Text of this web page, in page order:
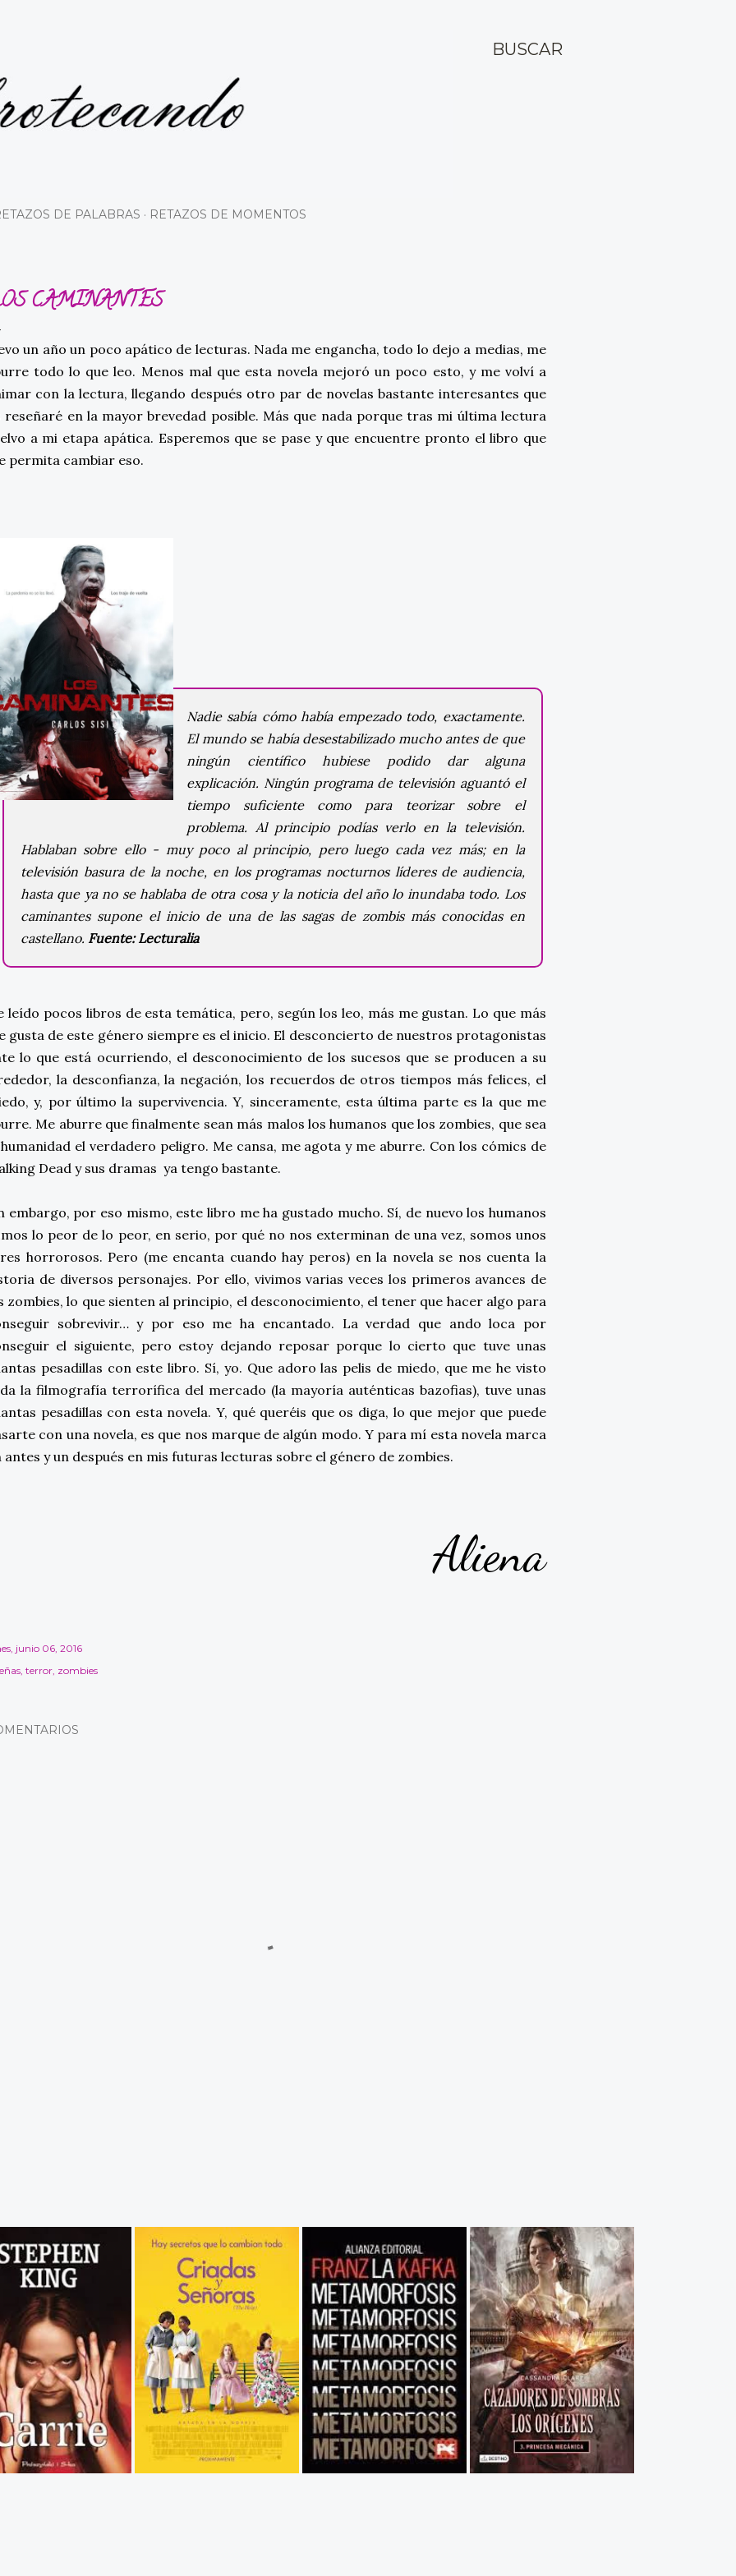
BUSCAR
DE PALABRAS RETAZOS DE MOMENTOS
CAMINANTES
un año un poco apático de lecturas. Nada me engancha, todo lo dejo a medias, me
todo lo que leo. Menos mal que esta novela mejoró un poco esto, y me volví a
con la lectura, llegando después otro par de novelas bastante interesantes que
reseñaré en la mayor brevedad posible. Más que nada porque tras mi última lectura
a mi etapa apática. Esperemos que se pase y que encuentre pronto el libro que
permita cambiar eso.
Nadie sabía cómo había empezado todo, exactamente.
El mundo se había desestabilizado mucho antes de que
ningún científico hubiese podido dar alguna
explicación. Ningún programa de televisión aguantó el
tiempo suficiente como para teorizar sobre el
problema. Al principio podías verlo en la televisión.
Hablaban sobre ello - muy poco al principio, pero luego cada vez más; en la
televisión basura de la noche, en los programas nocturnos líderes de audiencia,
hasta que ya no se hablaba de otra cosa y la noticia del año lo inundaba todo. Los
caminantes supone el inicio de una de las sagas de zombis más conocidas en
castellano. Fuente: Lecturalia
leído pocos libros de esta temática, pero, según los leo, más me gustan. Lo que más
gusta de este género siempre es el inicio. El desconcierto de nuestros protagonistas
lo que está ocurriendo, el desconocimiento de los sucesos que se producen a su
la desconfianza, la negación, los recuerdos de otros tiempos más felices, el
y, por último la supervivencia. Y, sinceramente, esta última parte es la que me
Me aburre que finalmente sean más malos los humanos que los zombies, que sea
el verdadero peligro. Me cansa, me agota y me aburre. Con los cómics de
Dead y sus dramas ya tengo bastante.
embargo, por eso mismo, este libro me ha gustado mucho. Sí, de nuevo los humanos
lo peor de lo peor, en serio, por qué no nos exterminan de una vez, somos unos
horrorosos. Pero (me encanta cuando hay peros) en la novela se nos cuenta la
de diversos personajes. Por ello, vivimos varias veces los primeros avances de
zombies, lo que sienten al principio, el desconocimiento, el tener que hacer algo para
sobrevivir… y por eso me ha encantado. La verdad que ando loca por
el siguiente, pero estoy dejando reposar porque lo cierto que tuve unas
pesadillas con este libro. Sí, yo. Que adoro las pelis de miedo, que me he visto
la filmografía terrorífica del mercado (la mayoría auténticas bazofias), tuve unas
pesadillas con esta novela. Y, qué queréis que os diga, lo que mejor que puede
con una novela, es que nos marque de algún modo. Y para mí esta novela marca
antes y un después en mis futuras lecturas sobre el género de zombies.
Aliena
junio 06, 2016
terror zombies